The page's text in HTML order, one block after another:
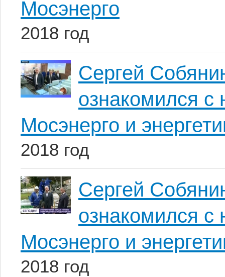
Мосэнерго
2018 год
Сергей
ознакомился с
Мосэнерго и
2018 год
Сергей
ознакомился с
Мосэнерго и
2018 год